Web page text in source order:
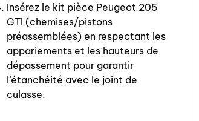
Insérez le kit pièce Peugeot 205
GTI (chemises/pistons
préassemblées) en respectant les
appariements et les hauteurs de
dépassement pour garantir
l’étanchéité avec le joint de
culasse.